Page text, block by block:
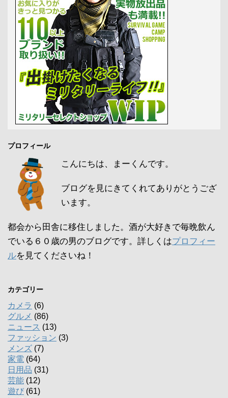
プロフィール
こんにちは、まーくんです。
ブログを見にきてくれてありがとうござ
います。
都会から田舎に移住しました。酒が大好きで毎晩飲ん
でいる６０歳の男のブログです。詳しくはプロフィー
ルを見てくださいね！
カテゴリー
カメラ (6)
グルメ (86)
ニュース (13)
ファッション (3)
メンズ (7)
家電 (64)
日用品 (31)
芸能 (12)
遊び (61)